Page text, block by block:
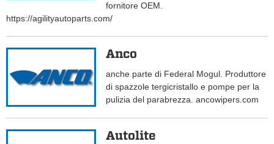
fornitore OEM.
https://agilityautoparts.com/
Anco
anche parte di Federal Mogul. Produttore
di spazzole tergicristallo e pompe per la
pulizia del parabrezza. ancowipers.com
Autolite